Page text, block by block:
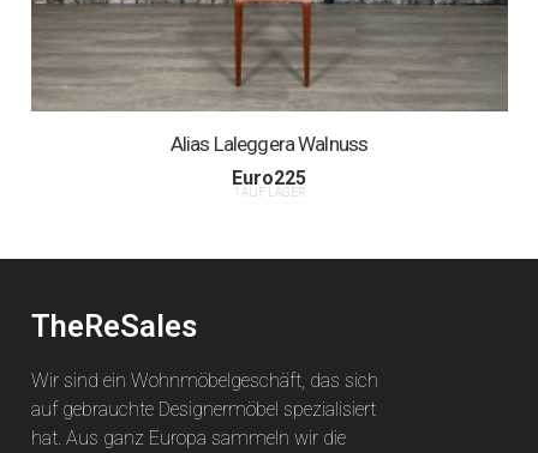
Alias Laleggera Walnuss
Euro225
1 AUF LAGER
TheReSales
Wir sind ein Wohnmöbelgeschäft, das sich
auf gebrauchte Designermöbel spezialisiert
hat. Aus ganz Europa sammeln wir die